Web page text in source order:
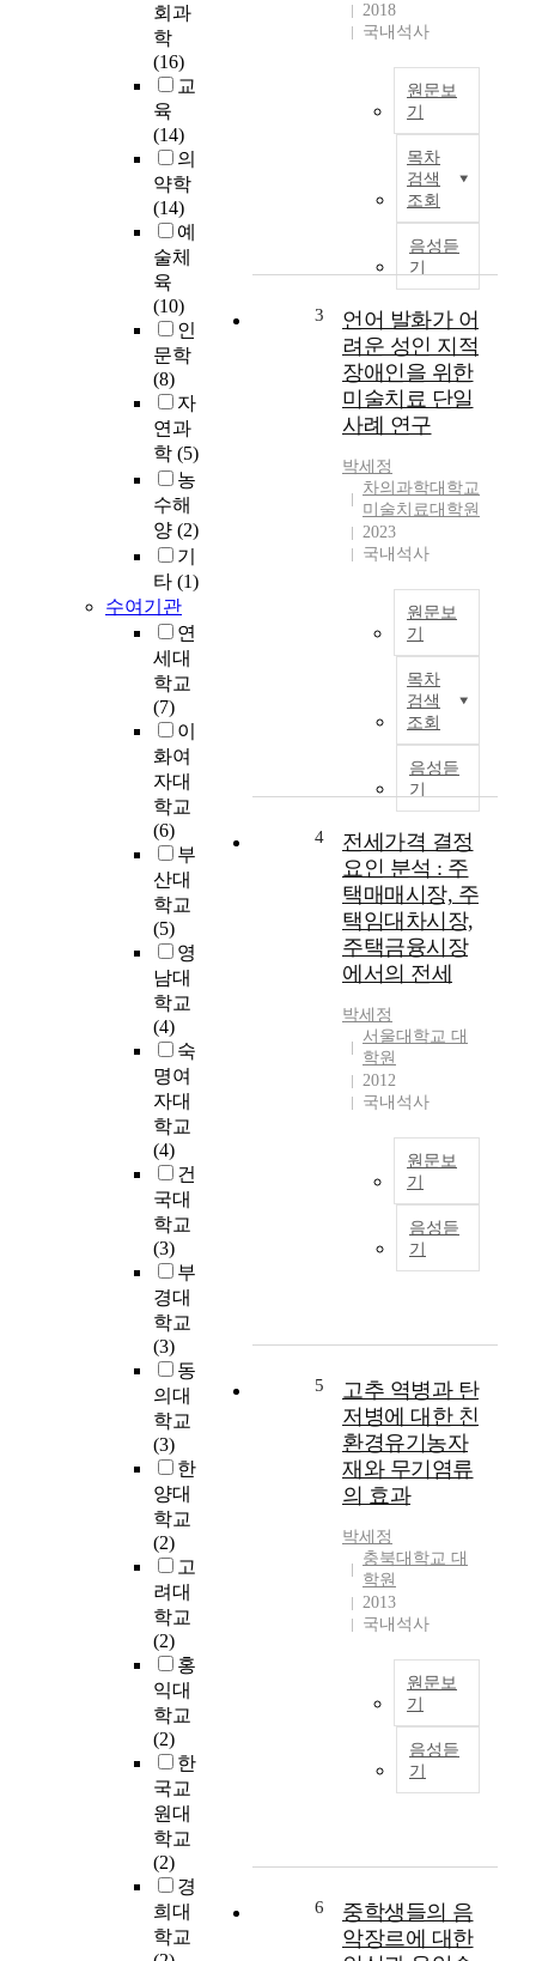
회과
학
(16)
교
육
(14)
의
약학
(14)
예
술체
육
(10)
인
문학
(8)
자
연과
학 (5)
농
수해
양 (2)
기
타 (1)
수여기관
연
세대
학교
(7)
이
화여
자대
학교
(6)
부
산대
학교
(5)
영
남대
학교
(4)
숙
명여
자대
학교
(4)
건
국대
학교
(3)
부
경대
학교
(3)
동
의대
학교
(3)
한
양대
학교
(2)
고
려대
학교
(2)
홍
익대
학교
(2)
한
국교
원대
학교
(2)
경
희대
학교
e
t
2018
국내석사
원문보
기
목차
검색
조회
음성듣
기
p
3
언어 발화가 어
려운 성인 지적
장애인을 위한
미술치료 단일
사례 연구
박세정
차의과학대학교
미술치료대학원
2023
국내석사
원문보
기
목차
검색
조회
음성듣
기
4
전세가격 결정
요인 분석 : 주
택매매시장, 주
택임대차시장,
주택금융시장
에서의 전세
박세정
서울대학교 대
학원
2012
국내석사
원문보
기
음성듣
기
5
고추 역병과 탄
저병에 대한 친
환경유기농자
재와 무기염류
의 효과
박세정
충북대학교 대
학원
2013
국내석사
원문보
기
음성듣
기
6
중학생들의 음
악장르에 대한